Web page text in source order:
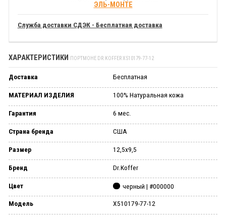
ЭЛЬ-МОНТЕ
Служба доставки СДЭК - Бесплатная доставка
ХАРАКТЕРИСТИКИ ПОРТМОНЕ DR.KOFFER X510179-77-12
Доставка Бесплатная
МАТЕРИАЛ ИЗДЕЛИЯ 100% Натуральная кожа
Гарантия 6 мес.
Страна бренда США
Размер 12,5x9,5
Бренд Dr.Koffer
Цвет черный | #000000
Модель X510179-77-12